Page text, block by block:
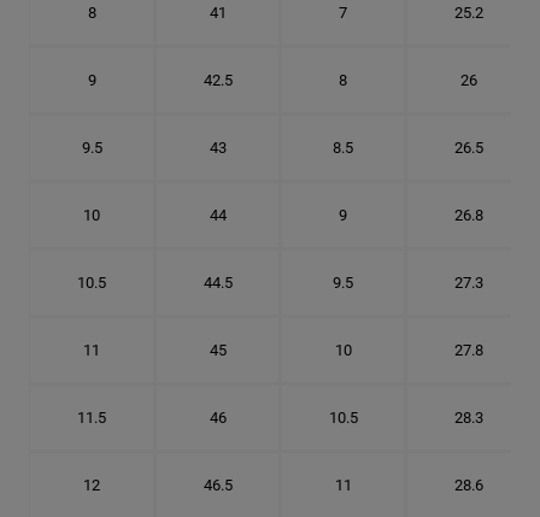
8 41 7 25.2
9 42.5 8 26
9.5 43 8.5 26.5
10 44 9 26.8
10.5 44.5 9.5 27.3
11 45 10 27.8
11.5 46 10.5 28.3
12 46.5 11 28.6